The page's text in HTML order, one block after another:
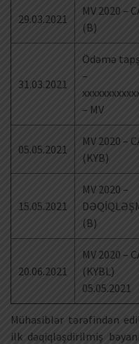
29.03.2021
MV 2020 –
(B)
31.03.2021
Ödəmə
–
– MV
05.05.2021
MV 2020 –
(KYB)
15.05.2021
MV 2020 –
(B)
20.06.2021
MV 2020 –
(KYBL)
05.05.2021
Mühasiblər tərəfindən
ilk dəqiqləşdirilmiş